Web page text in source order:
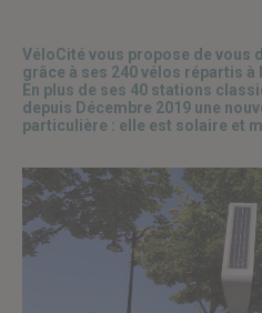
VéloCité vous propose de vous
grâce à ses 240 vélos répartis à
En plus de ses 40 stations
depuis Décembre 2019 une
particulière : elle est solaire et